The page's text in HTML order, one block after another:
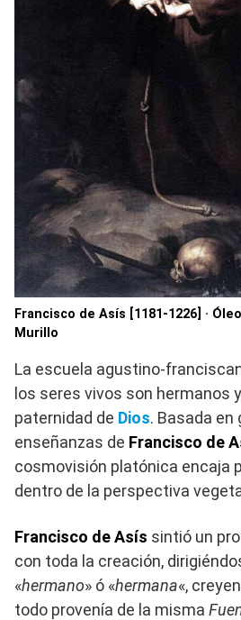
Francisco de Asís [1181-1226] ·
Murillo
La escuela agustino-
los seres vivos son hermanos
paternidad de Dios. Basada en
enseñanzas de Francisco de
cosmovisión platónica encaja
dentro de la perspectiva
Francisco de Asís sintió un
con toda la creación,
«hermano» ó «hermana«,
todo provenía de la misma